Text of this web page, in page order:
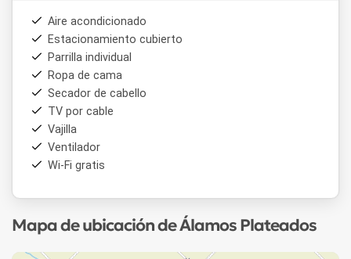
Aire acondicionado
Estacionamiento cubierto
Parrilla individual
Ropa de cama
Secador de cabello
TV por cable
Vajilla
Ventilador
Wi-Fi gratis
Mapa de ubicación de Álamos Plateados